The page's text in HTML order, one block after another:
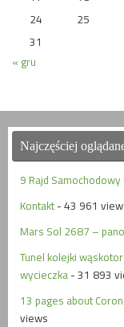
24
25
31
« gru
Najczęściej
9 Rajd Samochodowy
Kontakt - 43 961
Mars Sol 2687 –
Tunel kolejki
wycieczka - 31 893
13 pages about
views